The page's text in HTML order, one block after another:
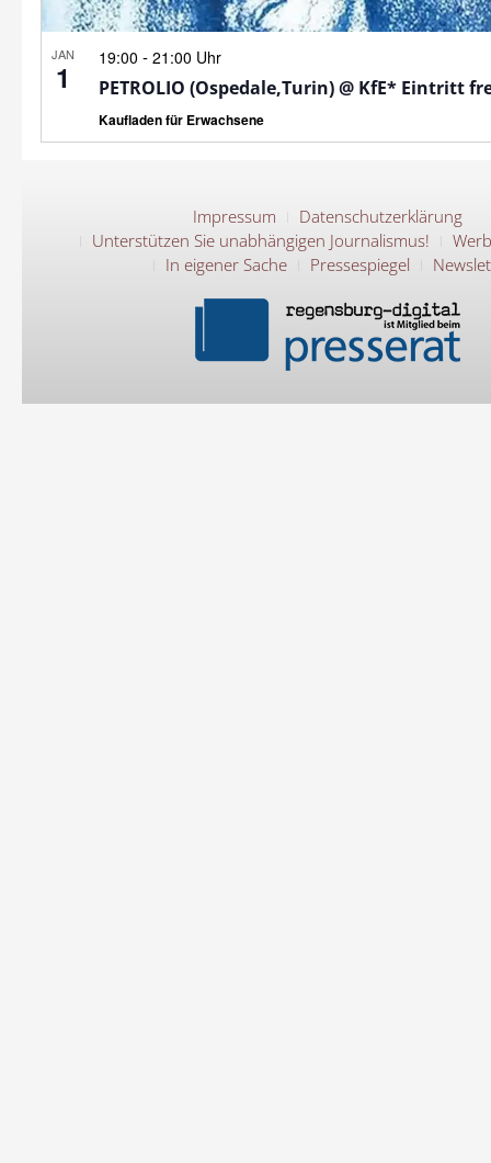
JAN
1
19:00 - 21:00 Uhr
PETROLIO (Ospedale,Turin) @ KfE* Eintritt
Kaufladen für Erwachsene
Impressum
Datenschutzerklärung
Unterstützen Sie unabhängigen Journalismus!
In eigener Sache
Pressespiegel